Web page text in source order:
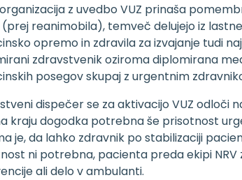
z uvedbo VUZ prinaša
(prej reanimobila), temveč delujejo iz
opremo in zdravila za izvajanje tudi
zdravstvenik oziroma diplomirana
posegov skupaj z urgentnim
dispečer se za aktivacijo VUZ odloči
kraju dogodka potrebna še prisotnost
je, da lahko zdravnik po stabilizaciji
ni potrebna, pacienta preda ekipi
ali delo v ambulanti.